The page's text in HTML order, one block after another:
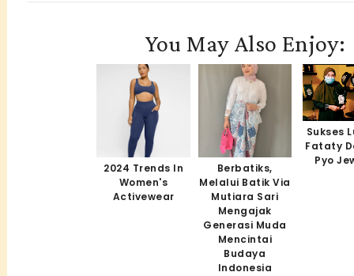
You May Also Enjoy:
2024 Trends In
Women's
Activewear
Berbatiks,
Melalui Batik Via
Mutiara Sari
Mengajak
Generasi Muda
Mencintai
Budaya
Indonesia
Sukses
Fataty
Pyo